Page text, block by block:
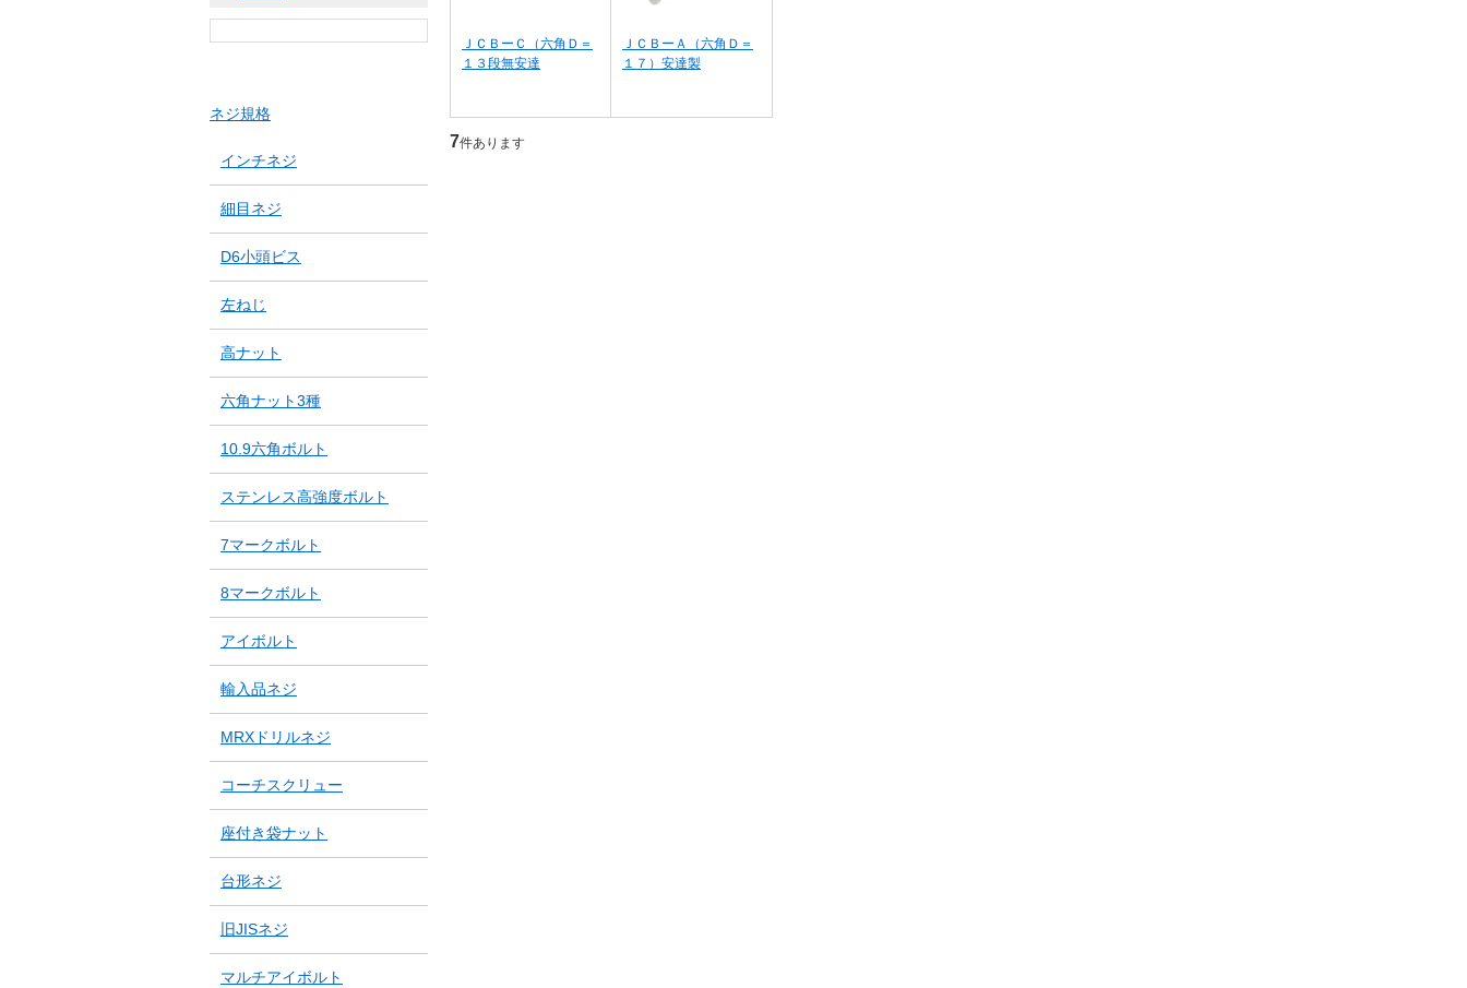
ネジ規格
インチネジ
細目ネジ
D6小頭ビス
左ねじ
高ナット
六角ナット3種
10.9六角ボルト
ステンレス高強度ボルト
7マークボルト
8マークボルト
アイボルト
輸入品ネジ
MRXドリルネジ
コーチスクリュー
座付き袋ナット
台形ネジ
旧JISネジ
マルチアイボルト
ＪＣＢーＣ（六角Ｄ＝
１３段無安達
ＪＣＢーＡ（六角Ｄ＝
１７）安達製
7件あります